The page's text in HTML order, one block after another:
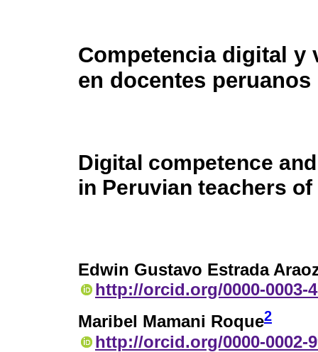
Competencia digital y
en docentes
Digital competence
in Peruvian teachers
Edwin Gustavo Estrada
http://orcid.org/0000-0003-
Maribel Mamani Roque2
http://orcid.org/0000-0002-